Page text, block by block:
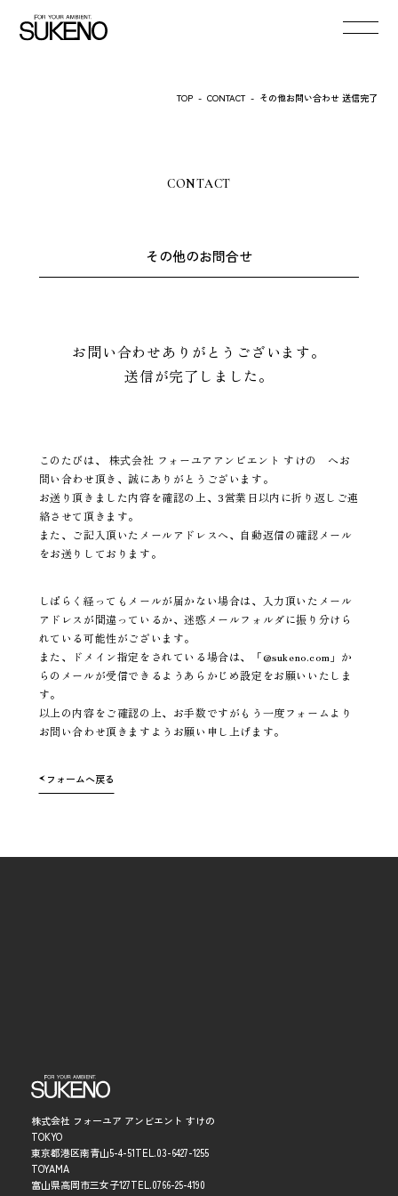
TOP - CONTACT - その他お問い合わせ 送信完了
CONTACT
その他のお問合せ
お問い合わせありがとうございます。
送信が完了しました。
このたびは、 株式会社 フォーユアアンビエント すけの へお
問い合わせ頂き、誠にありがとうございます。
お送り頂きました内容を確認の上、3営業日以内に折り返しご連
絡させて頂きます。
また、ご記入頂いたメールアドレスへ、自動返信の確認メール
をお送りしております。
しばらく経ってもメールが届かない場合は、入力頂いたメール
アドレスが間違っているか、迷惑メールフォルダに振り分けら
れている可能性がございます。
また、ドメイン指定をされている場合は、「@sukeno.com」か
らのメールが受信できるようあらかじめ設定をお願いいたしま
す。
以上の内容をご確認の上、お手数ですがもう一度フォームより
お問い合わせ頂きますようお願い申し上げます。
フォームへ戻る
株式会社 フォーユア アンビエント すけの
TOKYO
東京都港区南青山5-4-51TEL.03-6427-1255
TOYAMA
富山県高岡市三女子127TEL.0766-25-4190